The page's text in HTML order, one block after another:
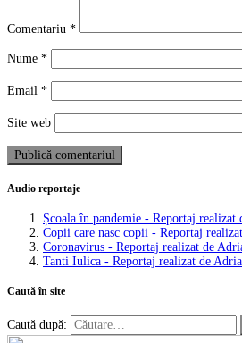
Comentariu *
Nume *
Email *
Site web
Audio reportaje
Școala în pandemie - Reportaj realizat
Copii care nasc copii - Reportaj
Coronavirus - Reportaj realizat de
Tanti Iulica - Reportaj realizat de
Caută în site
Caută după: